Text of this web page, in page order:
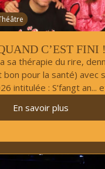
C’EST FINI !
sa thérapie du rire,
bon pour la santé) avec
intitulée : S’fangt an...
En savoir plus